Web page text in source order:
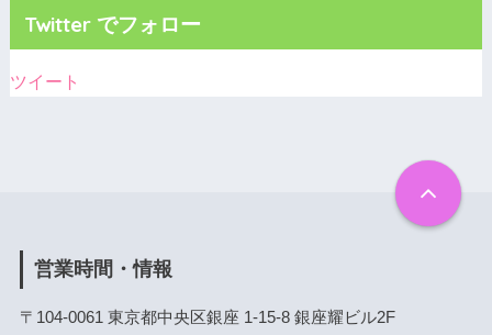
Twitter でフォロー
ツイート
営業時間・情報
〒104-0061 東京都中央区銀座 1-15-8 銀座耀ビル2F